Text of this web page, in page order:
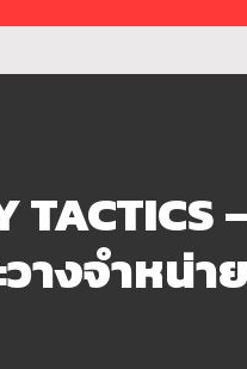
TACTICS
วางจำหน่